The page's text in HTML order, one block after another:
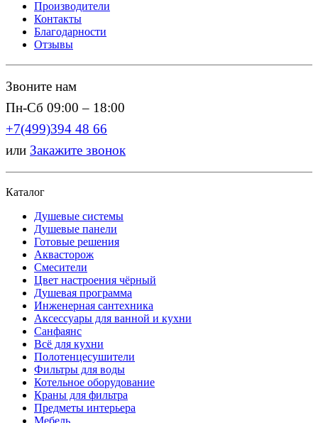
Производители
Контакты
Благодарности
Отзывы
Звоните нам
Пн-Сб 09:00 – 18:00
+7(499)394 48 66
или Закажите звонок
Каталог
Душевые системы
Душевые панели
Готовые решения
Аквасторож
Смесители
Цвет настроения чёрный
Душевая программа
Инженерная сантехника
Аксессуары для ванной и кухни
Санфаянс
Всё для кухни
Полотенцесушители
Фильтры для воды
Котельное оборудование
Краны для фильтра
Предметы интерьера
Мебель